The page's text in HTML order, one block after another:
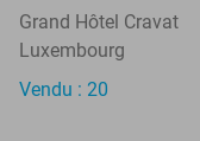
Grand Hôtel Cravat
Luxembourg
Vendu : 20